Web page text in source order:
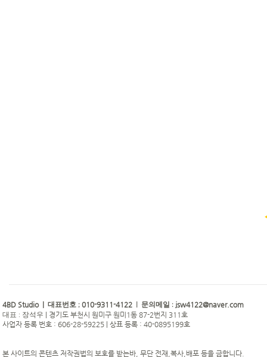
4BD Studio | 대표번호 ; 010-9311-4122 | 문의메일 : jsw4122@naver.com
대표 : 장석우
경기도 부천시 원미구 원미1동 87-2번지 311호
사업자 등록 번호 : 606-28-59225 | 상표 등록 : 40-0895199호
본 사이트의 콘텐츠 저작권법의 보호를 받는바, 무단 전재,복사,배포 등을 금합니다.